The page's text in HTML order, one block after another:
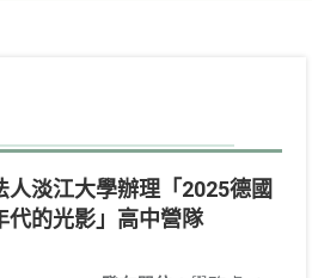
淡江大學辦理「2025德國
代的光影」高中營隊